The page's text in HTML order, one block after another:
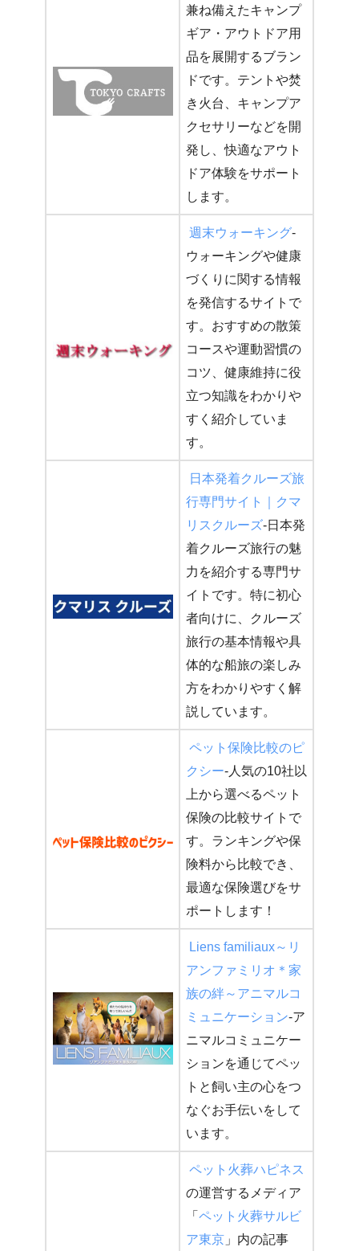
兼ね備えたキャンプ
ギア・アウトドア用
品を展開するブラン
ドです。テントや焚
き火台、キャンプア
クセサリーなどを開
発し、快適なアウト
ドア体験をサポート
します。
週末ウォーキング-
ウォーキングや健康
づくりに関する情報
を発信するサイトで
す。おすすめの散策
コースや運動習慣の
コツ、健康維持に役
立つ知識をわかりや
すく紹介していま
す。
日本発着クルーズ旅
行専門サイト｜クマ
リスクルーズ-日本発
着クルーズ旅行の魅
力を紹介する専門サ
イトです。特に初心
者向けに、クルーズ
旅行の基本情報や具
体的な船旅の楽しみ
方をわかりやすく解
説しています。
ペット保険比較のピ
クシー-人気の10社以
上から選べるペット
保険の比較サイトで
す。ランキングや保
険料から比較でき、
最適な保険選びをサ
ポートします！
Liens familiaux～リ
アンファミリオ＊家
族の絆～アニマルコ
ミュニケーション-ア
ニマルコミュニケー
ションを通じてペッ
トと飼い主の心をつ
なぐお手伝いをして
います。
ペット火葬ハピネス
の運営するメディア
「 ペット火葬サルビ
ア東京 」内の記事